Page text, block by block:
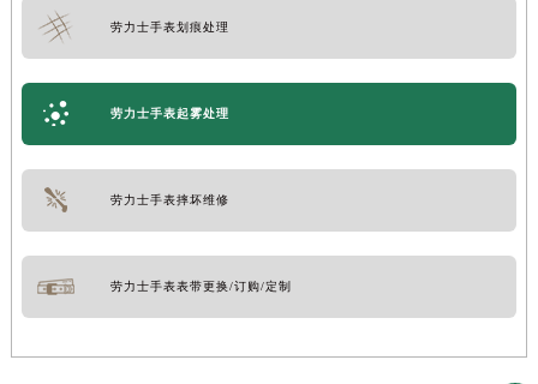
劳力士手表划痕处理
劳力士手表起雾处理
劳力士手表摔坏维修
劳力士手表表带更换/订购/定制